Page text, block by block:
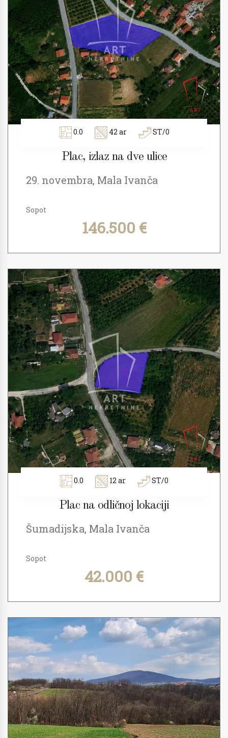
0.0 42 ar ST/0
Plac, izlaz na dve ulice
29. novembra, Mala Ivanča
Sopot
146.500 €
0.0 12 ar ST/0
Plac na odličnoj lokaciji
Šumadijska, Mala Ivanča
Sopot
42.000 €